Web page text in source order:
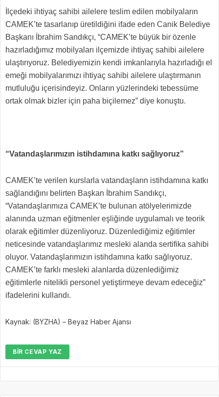
İlçedeki ihtiyaç sahibi ailelere teslim edilen mobilyaların
CAMEK’te tasarlanıp üretildiğini ifade eden Canik Belediye
Başkanı İbrahim Sandıkçı, “CAMEK’te büyük bir özenle
hazırladığımız mobilyaları ilçemizde ihtiyaç sahibi ailelere
ulaştırıyoruz. Belediyemizin kendi imkanlarıyla hazırladığı el
emeği mobilyalarımızı ihtiyaç sahibi ailelere ulaştırmanın
mutluluğu içerisindeyiz. Onların yüzlerindeki tebessüme
ortak olmak bizler için paha biçilemez” diye konuştu.
“Vatandaşlarımızın istihdamına katkı sağlıyoruz”
CAMEK’te verilen kurslarla vatandaşların istihdamına katkı
sağlandığını belirten Başkan İbrahim Sandıkçı,
“Vatandaşlarımıza CAMEK’te bulunan atölyelerimizde
alanında uzman eğitmenler eşliğinde uygulamalı ve teorik
olarak eğitimler düzenliyoruz. Düzenlediğimiz eğitimler
neticesinde vatandaşlarımız mesleki alanda sertifika sahibi
oluyor. Vatandaşlarımızın istihdamına katkı sağlıyoruz.
CAMEK’te farklı mesleki alanlarda düzenlediğimiz
eğitimlerle nitelikli personel yetiştirmeye devam edeceğiz”
ifadelerini kullandı.
Kaynak: (BYZHA) – Beyaz Haber Ajansı
BIR CEVAP YAZ